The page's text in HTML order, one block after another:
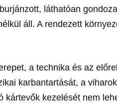
láthatóan
áll. A rendezett
a technika és az
karbantartását, a
kártevők kezelését nem